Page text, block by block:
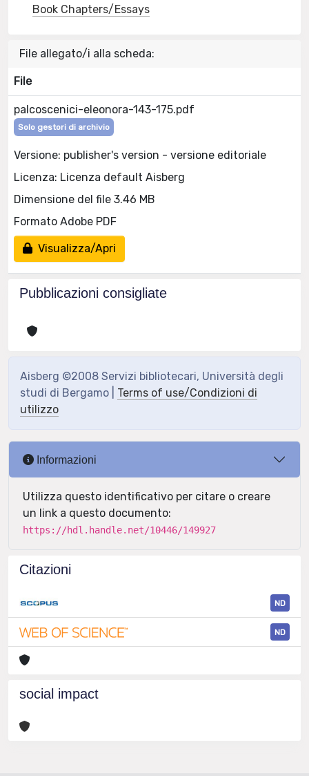
Book Chapters/Essays
File allegato/i alla scheda:
File
palcoscenici-eleonora-143-175.pdf
Solo gestori di archivio
Versione: publisher's version - versione editoriale
Licenza: Licenza default Aisberg
Dimensione del file 3.46 MB
Formato Adobe PDF
Visualizza/Apri
Pubblicazioni consigliate
Aisberg ©2008 Servizi bibliotecari, Università degli
studi di Bergamo | Terms of use/Condizioni di
utilizzo
Informazioni
Utilizza questo identificativo per citare o creare
un link a questo documento:
https://hdl.handle.net/10446/149927
Citazioni
ND
ND
social impact